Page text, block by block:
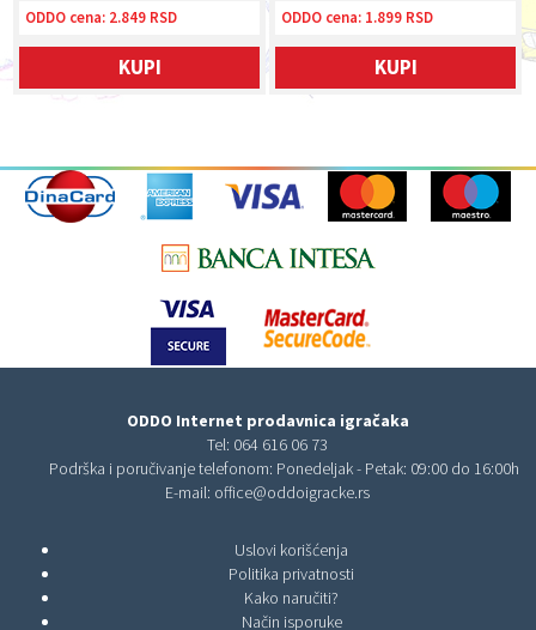
ODDO cena: 1.899 RSD
KUPI
ODDO cena: 2.849 RSD
KUPI
ODDO Internet prodavnica igračaka
Tel: 064 616 06 73
Podrška i poručivanje telefonom: Ponedeljak - Petak: 09:00 do 16:00h
E-mail: office@oddoigracke.rs
Uslovi korišćenja
Politika privatnosti
Kako naručiti?
Način isporuke